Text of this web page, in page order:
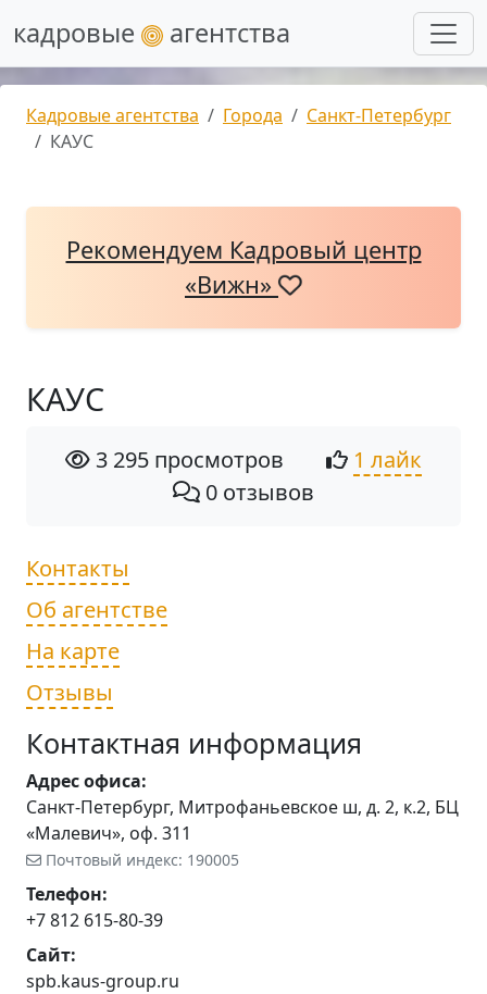
кадровые агентства
Кадровые агентства Города
Санкт-Петербург
КАУС
Рекомендуем Кадровый центр
«Вижн»
КАУС
3 295 просмотров
1 лайк
0 отзывов
Контакты
Об агентстве
На карте
Отзывы
Контактная информация
Адрес офиса:
Санкт-Петербург, Митрофаньевское ш, д. 2, к.2, БЦ
«Малевич», оф. 311
Почтовый индекс: 190005
Телефон:
+7 812 615-80-39
Сайт:
spb.kaus-group.ru